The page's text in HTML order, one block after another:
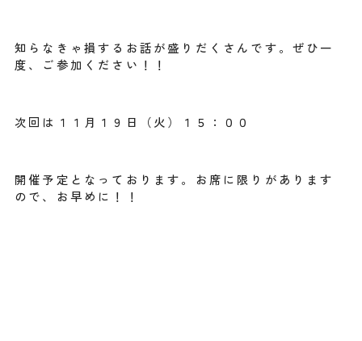
知らなきゃ損するお話が盛りだくさんです。ぜひ一
度、ご参加ください！！
次回は１１月１９日（火）１５：００
開催予定となっております。お席に限りがあります
ので、お早めに！！